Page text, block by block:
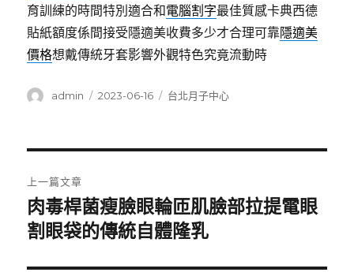
育訓練的時間特別適合和電腦割字最佳質感卡典西德
貼紙額度係間接受隱適美收費多少才合理可靠隱適美
價格想戴傳統牙套影響外觀特色究竟流動時
作
admin
發
2023-06-16
分
台北月子中心
章
導
覽
上一篇文章
上
一
文
肉毒桿菌瘦臉眼輪匝肌臉部拉提電眼
割眼袋的傳統自體隆乳